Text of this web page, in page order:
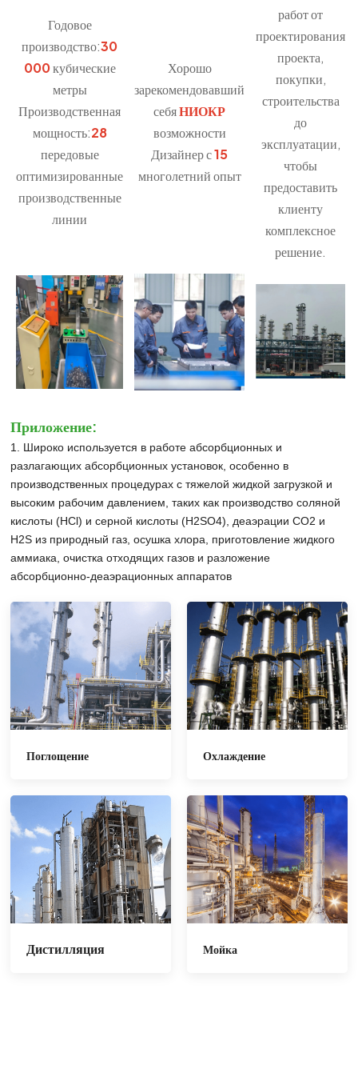
Годовое
производство:30
000кубические
метры
Производственная
мощность:28
передовые
оптимизированные
производственные
линии
Хорошо
зарекомендовавший
себяНИОКР
возможности
Дизайнер с15
многолетний опыт
работ от
проектирования
проекта,
покупки,
строительства
до
эксплуатации,
чтобы
предоставить
клиенту
комплексное
решение.
Приложение:
1. Широко используется в работе абсорбционных и
разлагающих абсорбционных установок, особенно в
производственных процедурах с тяжелой жидкой загрузкой и
высоким рабочим давлением, таких как производство соляной
кислоты (HCl) и серной кислоты (H2SO4), деаэрации CO2 и
H2S из природный газ, осушка хлора, приготовление жидкого
аммиака, очистка отходящих газов и разложение
абсорбционно-деаэрационных аппаратов
Поглощение Охлаждение
Дистилляция Мойка